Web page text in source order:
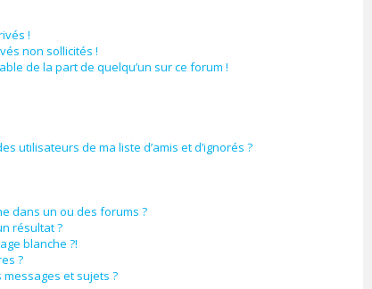
!
non sollicités !
de la part de quelqu’un sur ce forum !
utilisateurs de ma liste d’amis et d’ignorés ?
dans un ou des forums ?
résultat ?
blanche ?!
?
et sujets ?